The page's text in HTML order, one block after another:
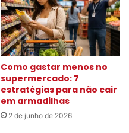
Como gastar menos no
supermercado: 7
estratégias para não cair
em armadilhas
2 de junho de 2026